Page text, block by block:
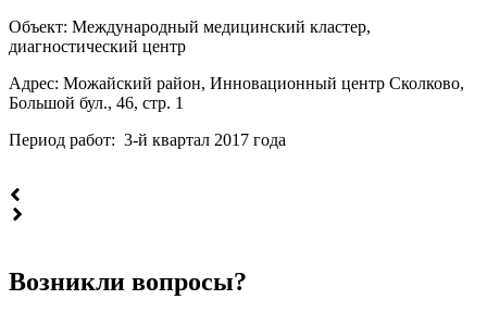
Объект: Международный медицинский кластер,
диагностический центр
Адрес: Можайский район, Инновационный центр Сколково,
Большой бул., 46, стр. 1
Период работ: 3-й квартал 2017 года
Возникли вопросы?